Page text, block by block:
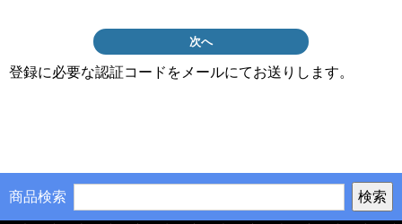
次へ
登録に必要な認証コードをメールにてお送りします。
商品検索